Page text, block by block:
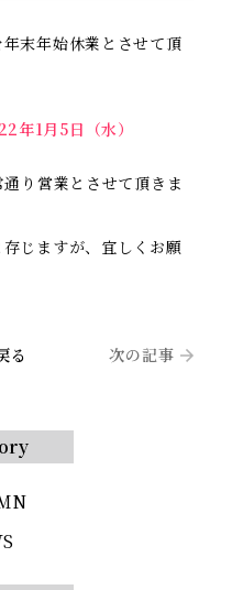
末年始休業とさせて頂
年1月5日（水）
り営業とさせて頂きま
じますが、宜しくお願
る 次の記事